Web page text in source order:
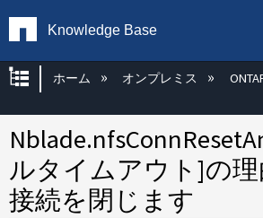
Knowledge Base
グローバル階層を展開/
ホーム オンプレミス
ルタイムアウト]の理
接続を閉じます